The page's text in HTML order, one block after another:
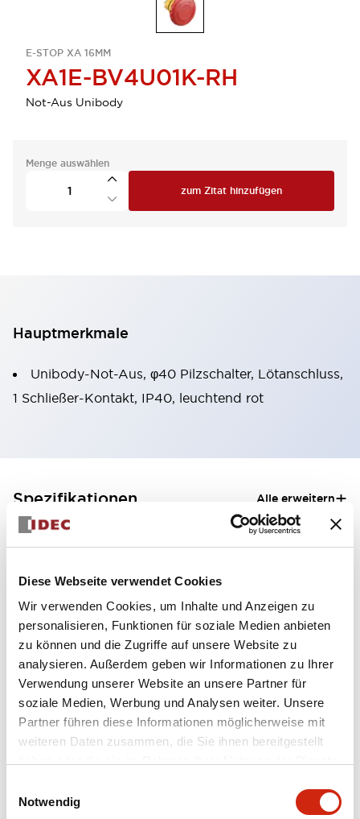
Diese Webseite verwendet Cookies
Wir verwenden Cookies, um Inhalte und Anzeigen zu
personalisieren, Funktionen für soziale Medien anbieten
zu können und die Zugriffe auf unsere Website zu
analysieren. Außerdem geben wir Informationen zu Ihrer
Verwendung unserer Website an unsere Partner für
soziale Medien, Werbung und Analysen weiter. Unsere
Partner führen diese Informationen möglicherweise mit
weiteren Daten zusammen, die Sie ihnen bereitgestellt
Notwendig
E-STOP XA 16MM
XA1E-BV4U01K-RH
Not-Aus Unibody
Menge auswählen
zum Zitat hinzufügen
Hauptmerkmale
Unibody-Not-Aus, φ40 Pilzschalter, Lötanschluss,
1 Schließer-Kontakt, IP40, leuchtend rot
Spezifikationen Alle erweitern+
Aesthetic Specifications
Mechanical Specifications
Dokumente und Dateien
Kataloge & Broschüren Bedienungsanleitung
SAPEN01A-D005D058-X.pdf
04/09/2025